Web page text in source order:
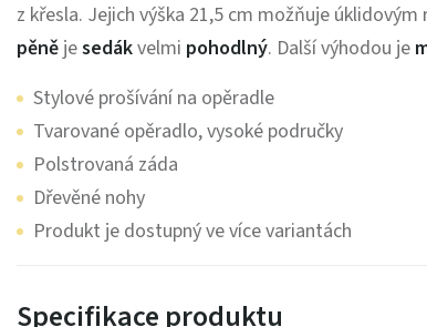
z křesla. Jejich výška 21,5 cm možňuje
pěně jesedákvelmi pohodlný. Další výhodou je
Stylové prošívání na opěradle
Tvarované opěradlo, vysoké
Polstrovaná záda
Dřevěné nohy
Produkt je dostupný ve více variantách
Specifikace produktu